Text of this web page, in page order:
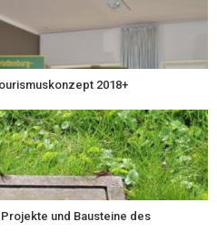
2018+
und Bausteine des